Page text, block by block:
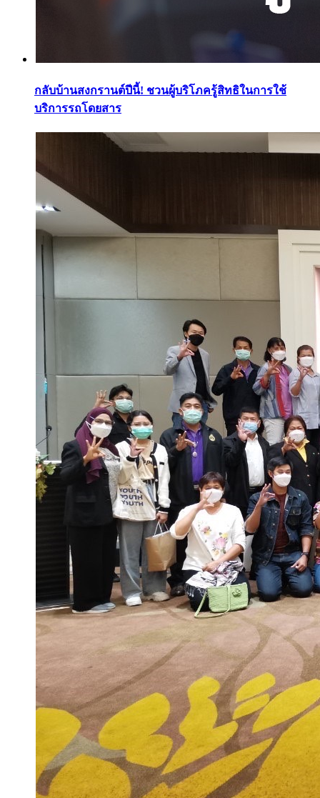
กลับบ้านสงกรานต์ปีนี้! ชวนผู้บริโภครู้สิทธิในการใช้
บริการรถโดยสาร